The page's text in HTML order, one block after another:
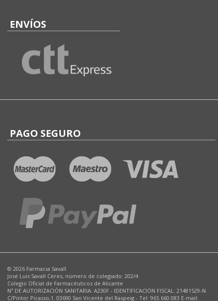
ENVÍOS
PAGO SEGURO
© 2026 Farmacia Savall
José Luis Savall Ceres, número de colegiado: 202/4
Colegio Oficial de Farmacéuticos de Alicante
Nº DE AUTORIZACIÓN SANITARIA: A230F - IDENTIFICACIÓN FISCAL: 21481529-N
C/Pintor Picasso,1. 03690 San Vicente del Raspeig - Tel: 965 660 083 E-mail: